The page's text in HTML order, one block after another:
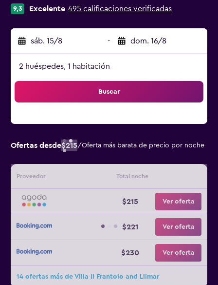
9,3 Excelente 495 calificaciones verificadas
sáb. 15/8 - dom. 16/8
2 huéspedes, 1 habitación
Buscar
Ofertas desde$215/Oferta más barata de precio por noche
Proveedor Total noche
$215 Ver oferta
$221 Ver oferta
$230 Ver oferta
14 ofertas más de Villa Il Frantoio and Lilmar